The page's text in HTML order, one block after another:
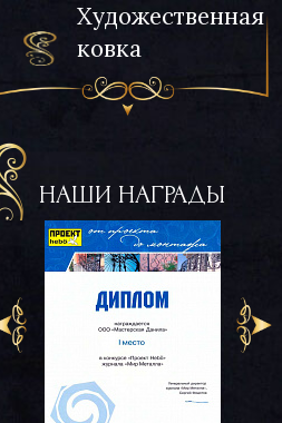
Художественная
ковка
НАШИ НАГРАДЫ